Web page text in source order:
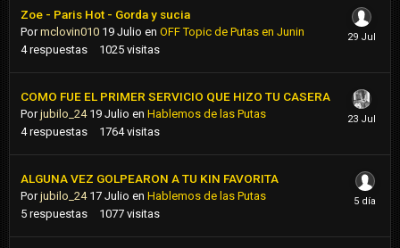
Zoe - Paris Hot - Gorda y sucia
Pormclovin010 19 Julio en OFF Topic de Putas en Junin
4 respuestas 1025 visitas
COMO FUE EL PRIMER SERVICIO QUE HIZO TU CASERA
Porjubilo_24 19 Julio en Hablemos de las Putas
4 respuestas 1764 visitas
ALGUNA VEZ GOLPEARON A TU KIN FAVORITA
Porjubilo_24 17 Julio en Hablemos de las Putas
5 respuestas 1077 visitas